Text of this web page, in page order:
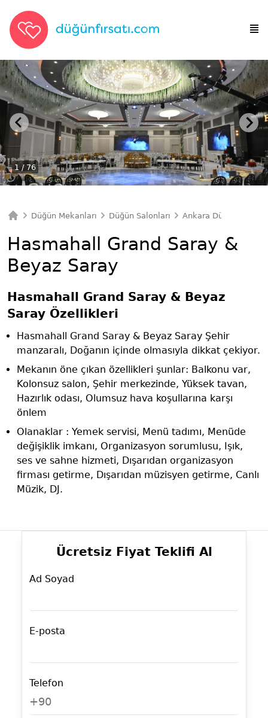
1 / 76
Düğün Mekanları Düğün Salonları Ankara Düğün
Hasmahall Grand Saray &
Beyaz Saray
Hasmahall Grand Saray & Beyaz
Saray Özellikleri
Hasmahall Grand Saray & Beyaz Saray Şehir
manzaralı, Doğanın içinde olmasıyla dikkat çekiyor.
Mekanın öne çıkan özellikleri şunlar: Balkonu var,
Kolonsuz salon, Şehir merkezinde, Yüksek tavan,
Hazırlık odası, Olumsuz hava koşullarına karşı
önlem
Olanaklar : Yemek servisi, Menü tadımı, Menüde
değişiklik imkanı, Organizasyon sorumlusu, Işık,
ses ve sahne hizmeti, Dışarıdan organizasyon
firması getirme, Dışarıdan müzisyen getirme, Canlı
Müzik, DJ.
Ücretsiz Fiyat Teklifi Al
Ad Soyad
E-posta
Telefon
+90